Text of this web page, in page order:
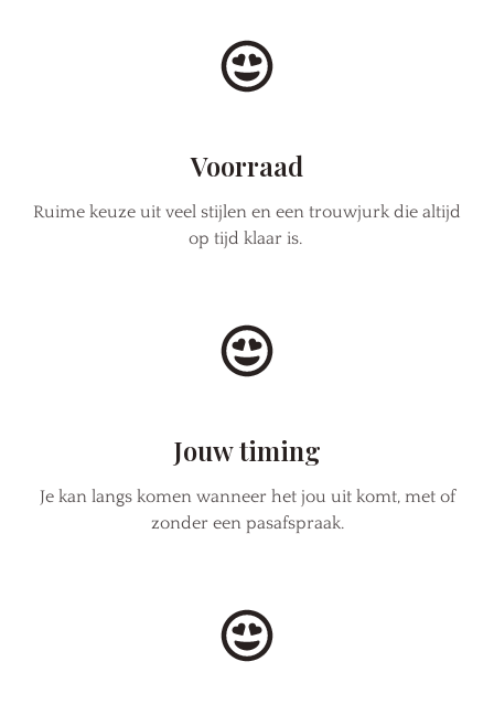
Voorraad
Ruime keuze uit veel stijlen en een trouwjurk die altijd
op tijd klaar is.
Jouw timing
Je kan langs komen wanneer het jou uit komt, met of
zonder een pasafspraak.